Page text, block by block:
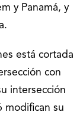
y Panamá, y
está cortada
con
intersección
modifican su